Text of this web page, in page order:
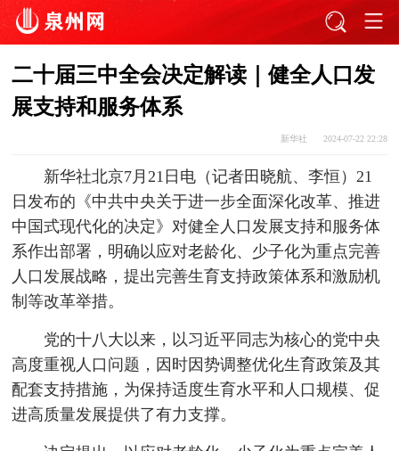
二十届三中全会决定解读｜健全人口发
展支持和服务体系
新华社 2024-07-22 22:28
新华社北京7月21日电（记者田晓航、李恒）21
日发布的《中共中央关于进一步全面深化改革、推进
中国式现代化的决定》对健全人口发展支持和服务体
系作出部署，明确以应对老龄化、少子化为重点完善
人口发展战略，提出完善生育支持政策体系和激励机
制等改革举措。
党的十八大以来，以习近平同志为核心的党中央
高度重视人口问题，因时因势调整优化生育政策及其
配套支持措施，为保持适度生育水平和人口规模、促
进高质量发展提供了有力支撑。